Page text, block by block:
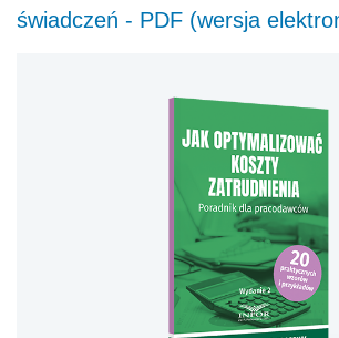
świadczeń - PDF (wersja